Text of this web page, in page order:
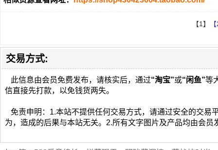
【1】
交易方式:
此信息由会员免费发布，请核实后，通过“淘宝”或“闲鱼”等
信直接先打款，以免钱货两失。
免责申明：1.本站不提供任何交易方式，请通过安全的交易
为，造成的后果与本站无关。2.所有文字图片及产品均由会